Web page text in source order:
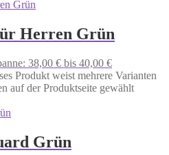
Herren Grün
38,00 € bis 40,00 €
Produkt weist mehrere Varianten
auf der Produktseite gewählt
Grün